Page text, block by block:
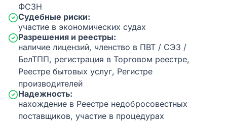
ФСЗН
Судебные риски:
участие в экономических судах
Разрешения и реестры:
наличие лицензий, членство в ПВТ / СЭЗ /
БелТПП, регистрация в Торговом реестре,
Реестре бытовых услуг, Регистре
производителей
Надежность:
нахождение в Реестре недобросовестных
поставщиков, участие в процедурах